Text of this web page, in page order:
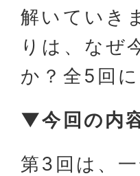
解いていき
りは、なぜ
か？全5回
▼今回の内
第3回は、